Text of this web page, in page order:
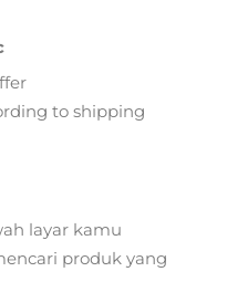
to shipping
layar kamu
produk yang